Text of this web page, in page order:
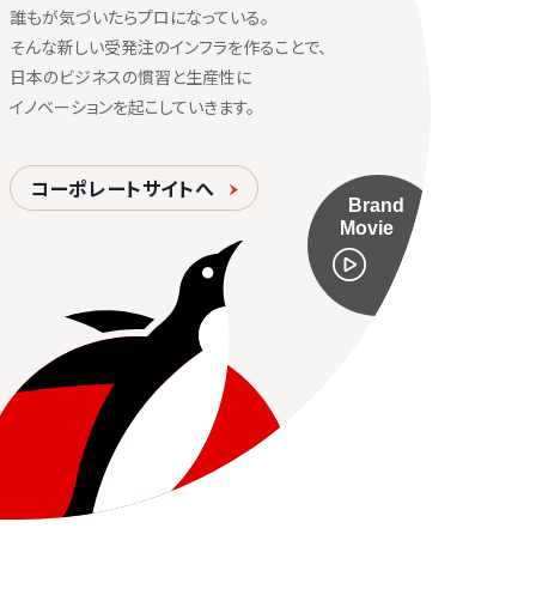
誰もが気づいたらプロになっている。
そんな新しい受発注のインフラを作ることで、
日本のビジネスの慣習と生産性に
イノベーションを起こしていきます。
コーポレートサイトへ
Brand
Movie